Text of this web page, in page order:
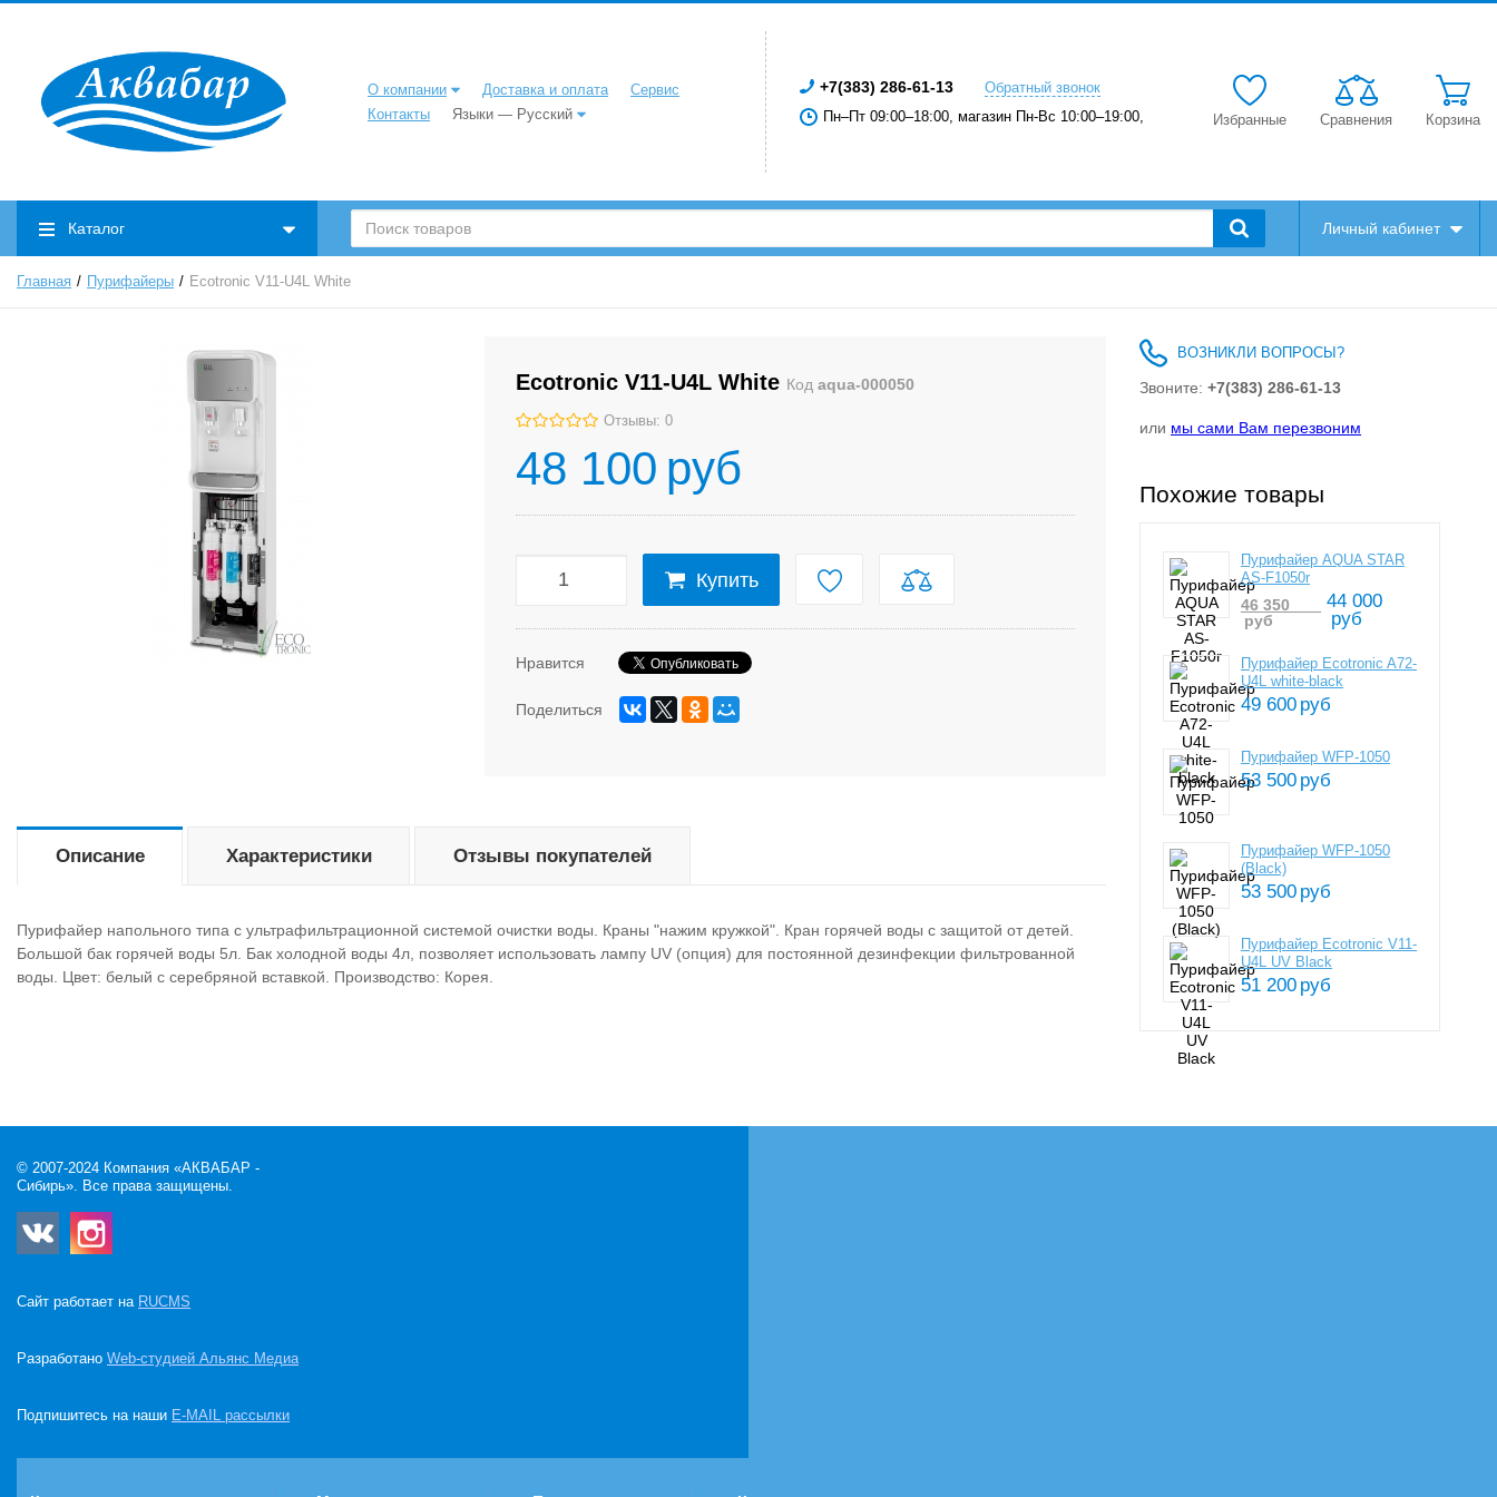
О компании Доставка и оплата
Сервис
Контакты
Языки — Русский
+7(383) 286-61-13
Обратный звонок
Пн–Пт 09:00–18:00, магазин Пн-Вс 10:00–19:00,
Избранные Сравнения Корзина
Каталог Личный кабинет
Главная Пурифайеры Ecotronic V11-U4L White
Ecotronic V11-U4L White Код aqua-000050
Отзывы: 0
48 100 руб
Купить
Нравится
Поделиться
Описание
Пурифайер напольного типа с ультрафильтрационной системой очистки воды. Краны "нажим кружкой". Кран горячей воды с защитой от детей.
Большой бак горячей воды 5л. Бак холодной воды 4л, позволяет использовать лампу UV (опция) для постоянной дезинфекции фильтрованной
воды. Цвет: белый с серебряной вставкой. Производство: Корея.
Характеристики Отзывы покупателей
ВОЗНИКЛИ ВОПРОСЫ?
Звоните: +7(383) 286-61-13
или мы сами Вам перезвоним
Похожие товары
Пурифайер AQUA STAR
AS-F1050r
46 350
руб
44 000
руб
Пурифайер Ecotronic A72-
U4L white-black
49 600 руб
Пурифайер WFP-1050
53 500 руб
Пурифайер WFP-1050
(Black)
53 500 руб
Пурифайер Ecotronic V11-
U4L UV Black
51 200 руб
© 2007-2024 Компания «АКВАБАР -
Сибирь». Все права защищены.
Сайт работает на RUCMS
Разработано Web-студией Альянс Медиа
Подпишитесь на наши E-MAIL рассылки